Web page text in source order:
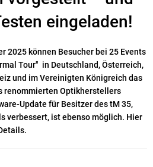
eingeladen!
2025 können Besucher bei 25 Events
Tour" in Deutschland, Österreich,
und im Vereinigten Königreich das
renommierten Optikherstellers
Update für Besitzer des tM 35,
verbessert, ist ebenso möglich. Hier